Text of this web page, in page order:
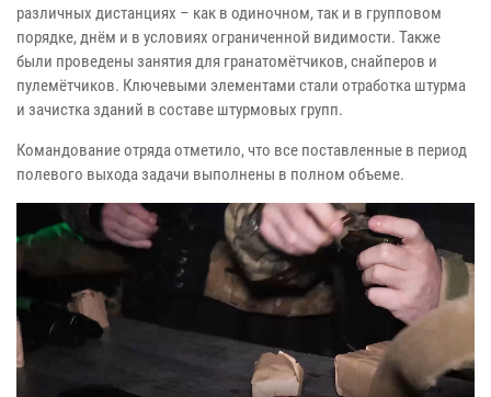
различных дистанциях – как в одиночном, так и в групповом
порядке, днём и в условиях ограниченной видимости. Также
были проведены занятия для гранатомётчиков, снайперов и
пулемётчиков. Ключевыми элементами стали отработка штурма
и зачистка зданий в составе штурмовых групп.
Командование отряда отметило, что все поставленные в период
полевого выхода задачи выполнены в полном объеме.